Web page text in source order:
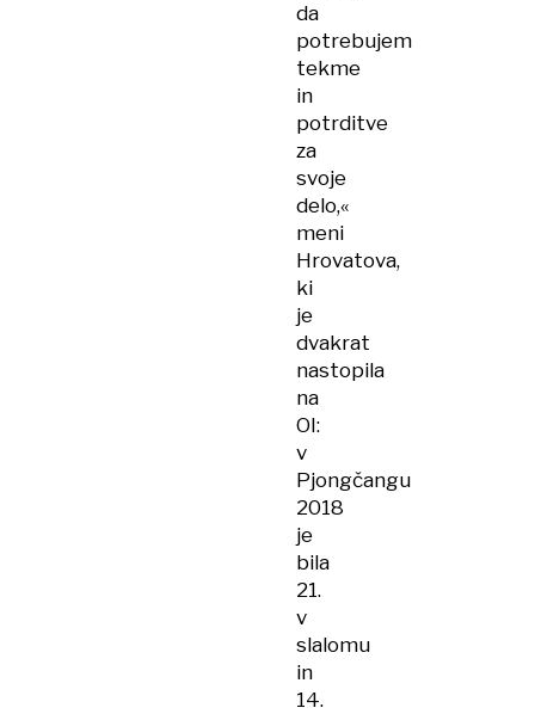
da
potrebujem
tekme
in
potrditve
za
svoje
delo,«
meni
Hrovatova,
ki
je
dvakrat
nastopila
na
OI:
v
Pjongčangu
2018
je
bila
21.
v
slalomu
in
14.